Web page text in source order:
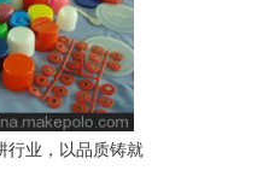
行业，以品质铸就